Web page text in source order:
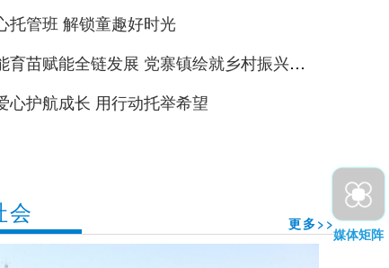
托管班 解锁童趣好时光
育苗赋能全链发展 党寨镇绘就乡村振兴富
心护航成长 用行动托举希望
会 更多>>
媒体矩阵